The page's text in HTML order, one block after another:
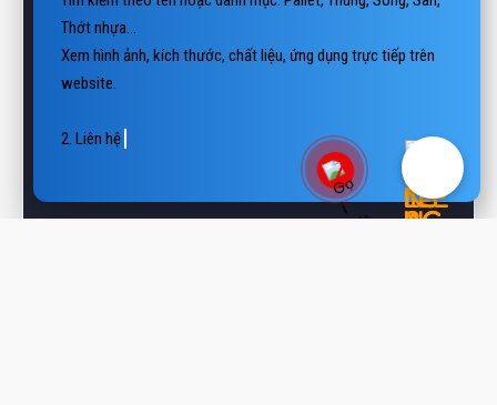
website.
2. Liên hệ báo giá
📨 Em